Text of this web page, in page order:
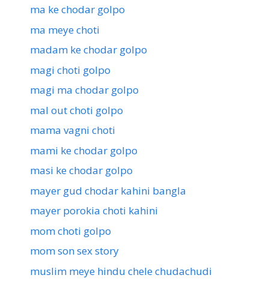
ma ke chodar golpo
ma meye choti
madam ke chodar golpo
magi choti golpo
magi ma chodar golpo
mal out choti golpo
mama vagni choti
mami ke chodar golpo
masi ke chodar golpo
mayer gud chodar kahini bangla
mayer porokia choti kahini
mom choti golpo
mom son sex story
muslim meye hindu chele chudachudi